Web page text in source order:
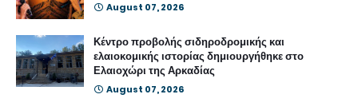
August 07, 2026
Κέντρο προβολής σιδηροδρομικής και
ελαιοκομικής ιστορίας δημιουργήθηκε στο
Ελαιοχώρι της Αρκαδίας
August 07, 2026